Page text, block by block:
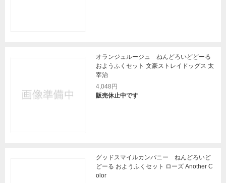
オランジュルージュ ねんどろいどどーる
おようふくセット 文豪ストレイドッグス 太
宰治
4,048円
販売休止中です
グッドスマイルカンパニー ねんどろいど
どーる おようふくセット ローズ Another C
olor